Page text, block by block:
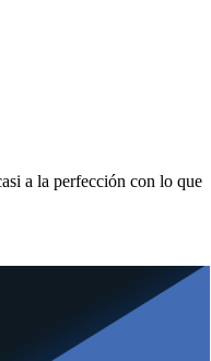
a la perfección con lo que